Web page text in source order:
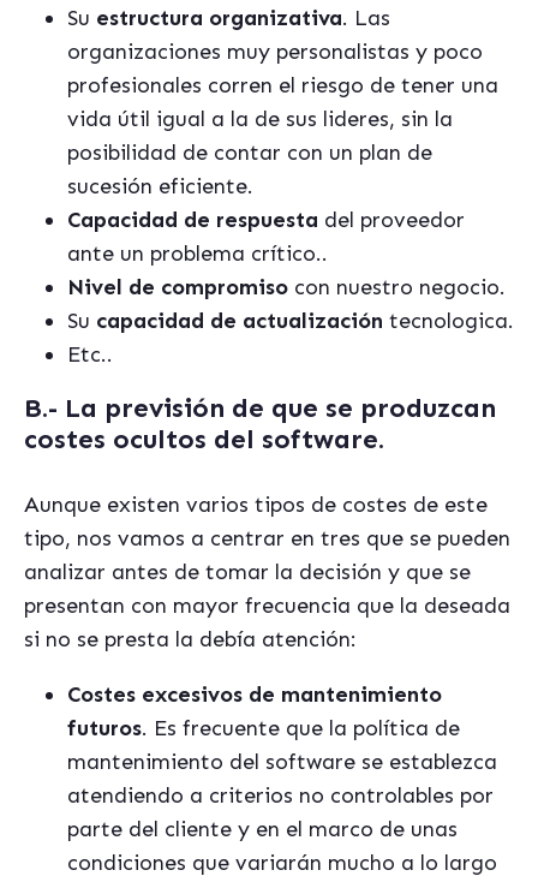
Su estructura organizativa. Las
organizaciones muy personalistas y poco
profesionales corren el riesgo de tener una
vida útil igual a la de sus lideres, sin la
posibilidad de contar con un plan de
sucesión eficiente.
Capacidad de respuesta del proveedor
ante un problema crítico..
Nivel de compromiso con nuestro negocio.
Su capacidad de actualización tecnologica.
Etc..
B.- La previsión de que se produzcan
costes ocultos del software.
Aunque existen varios tipos de costes de este
tipo, nos vamos a centrar en tres que se pueden
analizar antes de tomar la decisión y que se
presentan con mayor frecuencia que la deseada
si no se presta la debía atención:
Costes excesivos de mantenimiento
futuros. Es frecuente que la política de
mantenimiento del software se establezca
atendiendo a criterios no controlables por
parte del cliente y en el marco de unas
condiciones que variarán mucho a lo largo